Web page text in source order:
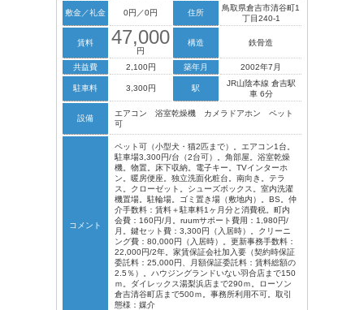
敷金／礼金 0円／0円 住所
鳥取県倉吉市清谷町1
丁目240-1
賃料 47,000
円
構造 鉄骨造
共益費 2,100円 築年月 2002年7月
駐車料 3,300円 駅
JR山陰本線 倉吉駅
車 6分
設備
エアコン 浴室乾燥機 カメラドアホン ペット
可
コメント
ペット可（小型犬・猫2匹まで）。エアコン1台。
駐車場3,300円/台（2台可）。角部屋。浴室乾燥
機。物置。床下収納。電子キー。TVインターホ
ン。暖房便座。独立洗面化粧台。南向き。テラ
ス。クローゼット。シューズボックス。室内洗濯
機置場。駐輪場。ゴミ置き場（敷地内）。BS。仲
介手数料：賃料＋駐車料1ヶ月分と消費税。町内
会費：160円/月。ruumサポート費用：1,980円/
月。鍵セット費：3,300円（入居時）。クリーニ
ング費：80,000円（入居時）。更新事務手数料：
22,000円/2年。家賃保証会社加入要（契約時保証
委託料：25,000円、月額保証委託料：賃料総額の
2.5％）。ハウジングランドいない羽合店まで150
ｍ。ダイレックス湯梨浜店まで290ｍ。ローソン
倉吉清谷町店まで500ｍ。事務所利用不可。取引
態様：媒介